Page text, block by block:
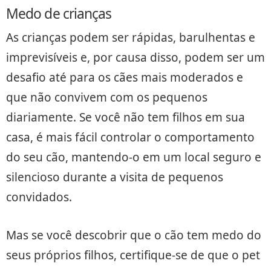
Medo de crianças
As crianças podem ser rápidas, barulhentas e
imprevisíveis e, por causa disso, podem ser um
desafio até para os cães mais moderados e
que não convivem com os pequenos
diariamente. Se você não tem filhos em sua
casa, é mais fácil controlar o comportamento
do seu cão, mantendo-o em um local seguro e
silencioso durante a visita de pequenos
convidados.
Mas se você descobrir que o cão tem medo do
seus próprios filhos, certifique-se de que o pet